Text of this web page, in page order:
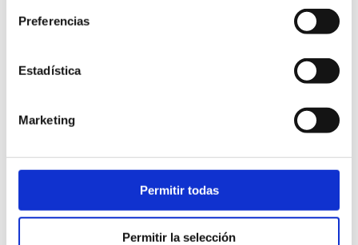
Preferencias
Estadística
Marketing
Permitir todas
Permitir la selección
DEBOOK
El DEBOOK es un revistero de diseño minimalista hecho
65,00€
VER PRODUCTO